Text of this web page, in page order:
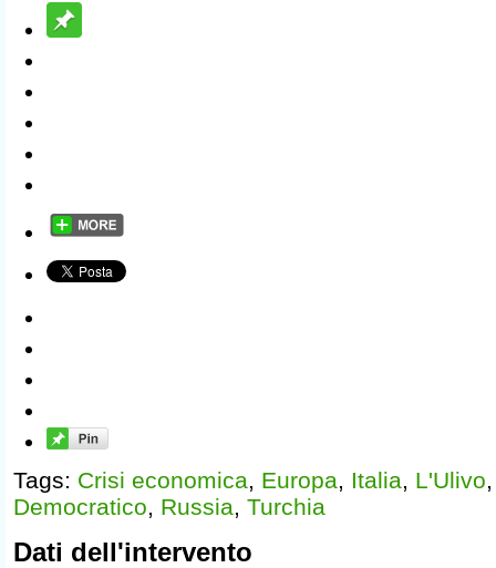
Tags: Crisi economica, Europa, Italia, L'Ulivo
Democratico, Russia, Turchia
Dati dell'intervento